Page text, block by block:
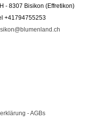
- 8307 Bisikon (Effretikon)
+41794755253
- AGBs